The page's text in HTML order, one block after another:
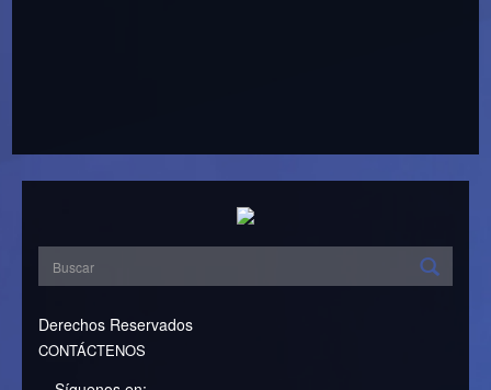
Derechos Reservados
CONTÁCTENOS